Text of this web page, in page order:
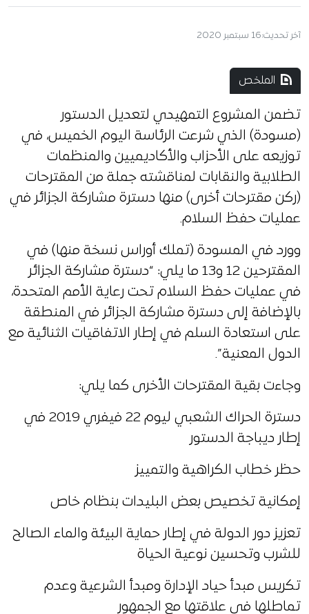
آخر تحديث:16 سبتمبر 2020
الملخص
تضمن المشروع التمهيدي لتعديل الدستور
(مسودة) الذي شرعت الرئاسة اليوم الخميس، في
توزيعه على الأحزاب والأكاديميين والمنظمات
الطلابية والنقابات لمناقشته جملة من المقترحات
(ركن مقترحات أخرى) منها دسترة مشاركة الجزائر في
عمليات حفظ السلام.
وورد في المسودة (تملك أوراس نسخة منها) في
المقترحين 12 و13 ما يلي: “دسترة مشاركة الجزائر
في عمليات حفظ السلام تحت رعاية الأمم المتحدة،
بالإضافة إلى دسترة مشاركة الجزائر في المنطقة
على استعادة السلم في إطار الاتفاقيات الثنائية مع
الدول المعنية”.
وجاءت بقية المقترحات الأخرى كما يلي:
دسترة الحراك الشعبي ليوم 22 فيفري 2019 في
إطار ديباجة الدستور
حظر خطاب الكراهية والتمييز
إمكانية تخصيص بعض البليدات بنظام خاص
تعزيز دور الدولة في إطار حماية البيئة والماء الصالح
للشرب وتحسين نوعية الحياة
تكريس مبدأ حياد الإدارة ومبدأ الشرعية وعدم
تماطلها في علاقتها مع الجمهور